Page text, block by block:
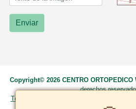
Enviar
Copyright© 2026 CENTRO ORTOPEDICO
derechos
Términos y Condiciones